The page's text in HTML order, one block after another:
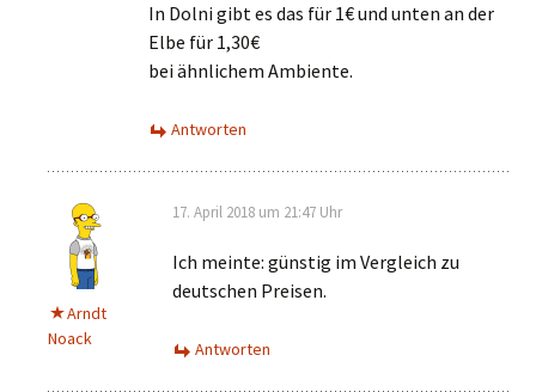
In Dolni gibt es das für 1€ und unten an der
Elbe für 1,30€
bei ähnlichem Ambiente.
Antworten
Arndt
Noack
17. April 2018 um 21:47 Uhr
Ich meinte: günstig im Vergleich zu
deutschen Preisen.
Antworten